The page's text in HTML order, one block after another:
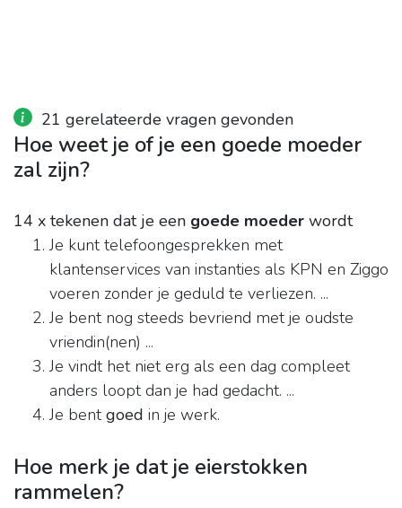
21 gerelateerde vragen gevonden
Hoe weet je of je een goede moeder
zal zijn?
14 x tekenen dat je een goede moeder wordt
Je kunt telefoongesprekken met
klantenservices van instanties als KPN en Ziggo
voeren zonder je geduld te verliezen. ...
Je bent nog steeds bevriend met je oudste
vriendin(nen) ...
Je vindt het niet erg als een dag compleet
anders loopt dan je had gedacht. ...
Je bentgoed in je werk.
Hoe merk je dat je eierstokken
rammelen?